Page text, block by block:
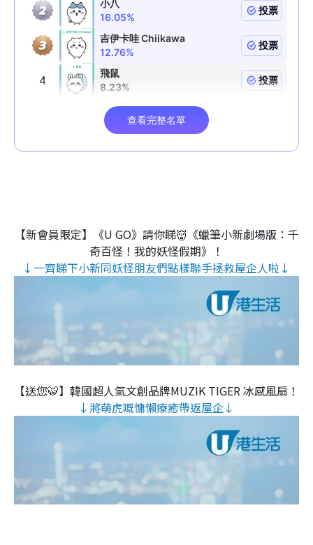
【新會員限定】《U GO》請你睇👹《蠟筆小新劇場版：千
奇百怪！我的妖怪假期》！
↓一齊睇下小新同妖怪朋友們點樣聯手拯救屋企人啦↓
【送您🐯】韓國超人氣文創品牌MUZIK TIGER 冰感風扇！
↓將萌虎嘅慵懶療癒帶返屋企↓